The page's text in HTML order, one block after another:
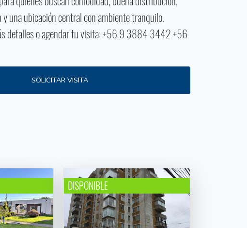
y una ubicación central con ambiente tranquilo.
detalles o agendar tu visita: +56 9 3884 3442 +56
SOLICITAR VISITA
DISPONIBLE